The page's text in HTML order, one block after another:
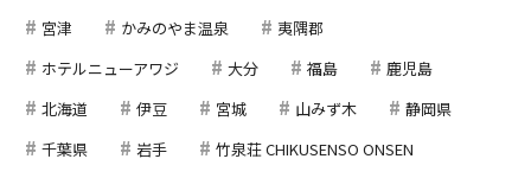
宮津
かみのやま温泉
夷隅郡
ホテルニューアワジ
大分 福島
鹿児島
北海道
伊豆 宮城 山みず木
静岡県
千葉県
岩手
竹泉荘 CHIKUSENSO ONSEN